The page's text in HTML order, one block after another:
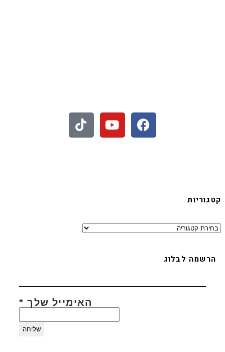
קטגוריות
הרשמה לבלוג
האימייל שלך *